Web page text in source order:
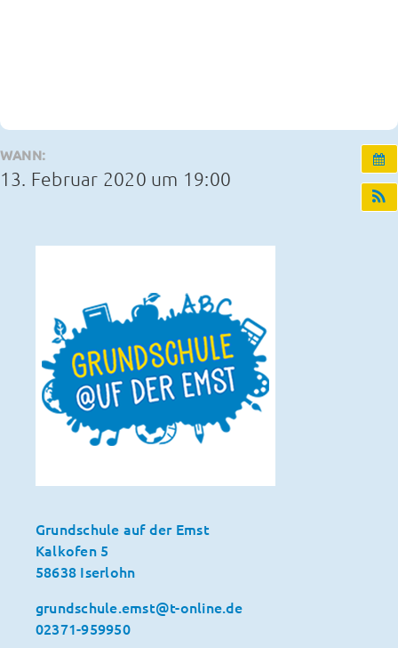
WANN:
13. Februar 2020 um 19:00
Grundschule auf der Emst
Kalkofen 5
58638 Iserlohn
grundschule.emst@t-online.de
02371-959950